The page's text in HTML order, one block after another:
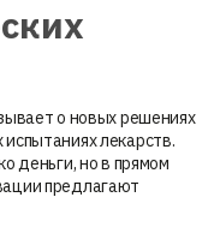
о новых решениях
лекарств.
деньги, но в прямом
предлагают